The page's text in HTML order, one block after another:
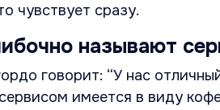
чувствует сразу.
называют
говорит: “У нас
имеется в виду